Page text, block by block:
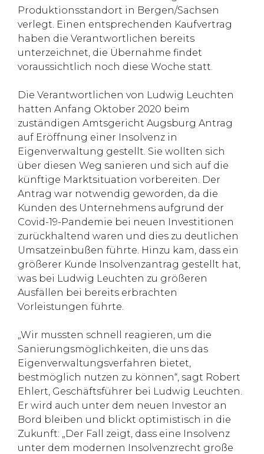
Produktionsstandort in Bergen/Sachsen
verlegt. Einen entsprechenden Kaufvertrag
haben die Verantwortlichen bereits
unterzeichnet, die Übernahme findet
voraussichtlich noch diese Woche statt.
Die Verantwortlichen von Ludwig Leuchten
hatten Anfang Oktober 2020 beim
zuständigen Amtsgericht Augsburg Antrag
auf Eröffnung einer Insolvenz in
Eigenverwaltung gestellt. Sie wollten sich
über diesen Weg sanieren und sich auf die
künftige Marktsituation vorbereiten. Der
Antrag war notwendig geworden, da die
Kunden des Unternehmens aufgrund der
Covid-19-Pandemie bei neuen Investitionen
zurückhaltend waren und dies zu deutlichen
Umsatzeinbußen führte. Hinzu kam, dass ein
größerer Kunde Insolvenzantrag gestellt hat,
was bei Ludwig Leuchten zu größeren
Ausfällen bei bereits erbrachten
Vorleistungen führte.
„Wir mussten schnell reagieren, um die
Sanierungsmöglichkeiten, die uns das
Eigenverwaltungsverfahren bietet,
bestmöglich nutzen zu können“, sagt Robert
Ehlert, Geschäftsführer bei Ludwig Leuchten.
Er wird auch unter dem neuen Investor an
Bord bleiben und blickt optimistisch in die
Zukunft: „Der Fall zeigt, dass eine Insolvenz
unter dem modernen Insolvenzrecht große